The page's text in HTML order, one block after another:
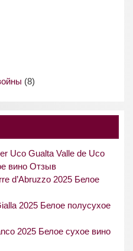
(8)
Uco Gualta Valle de Uco
вино Отзыв
d’Abruzzo 2025 Белое
2025 Белое полусухое
2025 Белое сухое вино